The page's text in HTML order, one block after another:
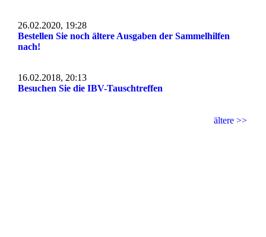
26.02.2020, 19:28
Bestellen Sie noch ältere Ausgaben der Sammelhilfen
nach!
16.02.2018, 20:13
Besuchen Sie die IBV-Tauschtreffen
ältere >>